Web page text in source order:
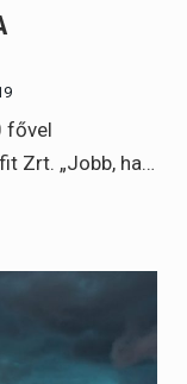
fővel
Zrt. „Jobb, ha…